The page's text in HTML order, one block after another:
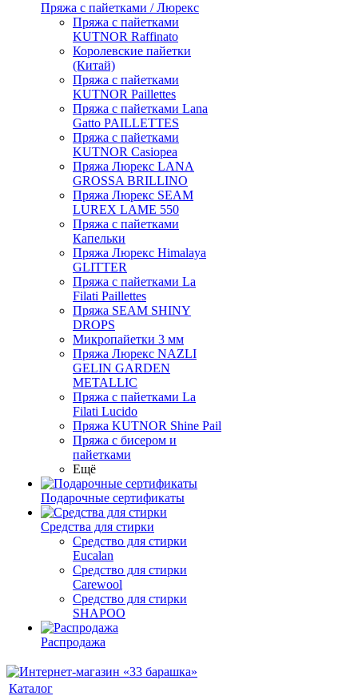
Пряжа с пайетками / Люрекс
Пряжа с пайетками
KUTNOR Raffinato
Королевские пайетки
(Китай)
Пряжа с пайетками
KUTNOR Paillettes
Пряжа с пайетками Lana
Gatto PAILLETTES
Пряжа с пайетками
KUTNOR Casiopea
Пряжа Люрекс LANA
GROSSA BRILLINO
Пряжа Люрекс SEAM
LUREX LAME 550
Пряжа с пайетками
Капельки
Пряжа Люрекс Himalaya
GLITTER
Пряжа с пайетками La
Filati Paillettes
Пряжа SEAM SHINY
DROPS
Микропайетки 3 мм
Пряжа Люрекс NAZLI
GELIN GARDEN
METALLIC
Пряжа с пайетками La
Filati Lucido
Пряжа KUTNOR Shine Pail
Пряжа с бисером и
пайетками
Ещё
Подарочные сертификаты
Средства для стирки
Средство для стирки
Eucalan
Средство для стирки
Carewool
Средство для стирки
SHAPOO
Распродажа
Каталог